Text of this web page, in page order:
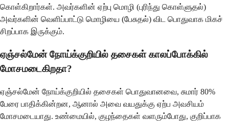
கொள்கிறார்கள். அவர்களின் ஏற்பு மொழி (புரிந்து கொள்ளுதல்)
அவர்களின் வெளிப்பாட்டு மொழியை (பேசுதல்) விட பொதுவாக மிகச்
சிறப்பாக இருக்கும்.
ஏஞ்சல்மேன் நோய்க்குறியில் தசைகள் காலப்போக்கில்
மோசமடைகிறதா?
ஏஞ்சல்மேன் நோய்க்குறியில் தசைகள் பொதுவானவை, சுமார் 80%
பேரை பாதிக்கின்றன, ஆனால் அவை வயதுக்கு ஏற்ப அவசியம்
மோசமடையாது. உண்மையில், குழந்தைகள் வளரும்போது, குறிப்பாக